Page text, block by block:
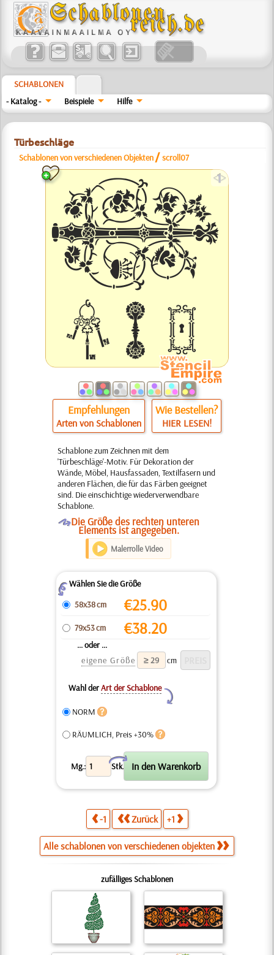
SCHABLONEN
- Katalog -
Beispiele Hilfe
Türbeschläge
Schablonen von verschiedenen Objekten /scroll07
a
Empfehlungen
Arten von Schablonen
Wie Bestellen?
HIER LESEN!
Schablone zum Zeichnen mit dem
'Türbeschläge'-Motiv. Für Dekoration der
Wände, Möbel, Hausfassaden, Textilfasern und
anderen Flächen, die für das Färben geeignet
sind. Die einschichtige wiederverwendbare
Schablone.
ODie Größe des rechten unteren
Elements ist angegeben.
Malerrolle Video
ZWählen Sie die Größe
58x38 cm
€25.90
79x53 cm €38.20
... oder ...
eigene Größe
cm
Wahl derArt der Schablone
Y
NORM
RÄUMLICH, Preis +30%
Mg.: Stk.
X
-1 Zurück +1
Alle schablonen von verschiedenen objekten
zufälliges Schablonen